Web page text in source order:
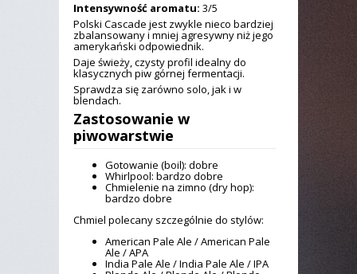
Intensywność aromatu: 3/5
Polski Cascade jest zwykle nieco bardziej
zbalansowany i mniej agresywny niż jego
amerykański odpowiednik.
Daje świeży, czysty profil idealny do
klasycznych piw górnej fermentacji.
Sprawdza się zarówno solo, jak i w
blendach.
Zastosowanie w
piwowarstwie
Gotowanie (boil): dobre
Whirlpool: bardzo dobre
Chmielenie na zimno (dry hop):
bardzo dobre
Chmiel polecany szczególnie do stylów:
American Pale Ale / American Pale
Ale / APA
India Pale Ale / India Pale Ale / IPA